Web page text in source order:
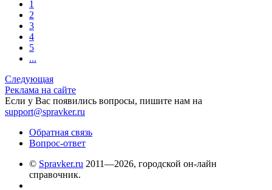
1
2
3
4
5
...
Следующая
Реклама на сайте
Если у Вас появились вопросы, пишите нам на
support@spravker.ru
Обратная связь
Вопрос-ответ
© Spravker.ru 2011—2026, городской он-лайн
справочник.